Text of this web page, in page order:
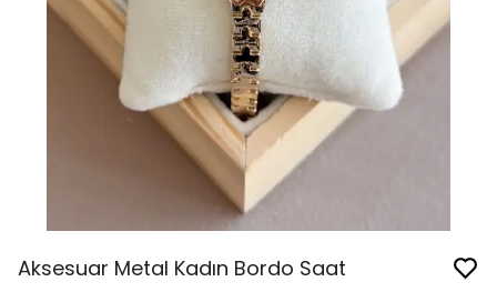
Aksesuar Metal Kadın Bordo Saat